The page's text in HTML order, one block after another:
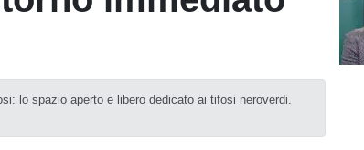
lo spazio aperto e libero dedicato ai tifosi neroverdi.